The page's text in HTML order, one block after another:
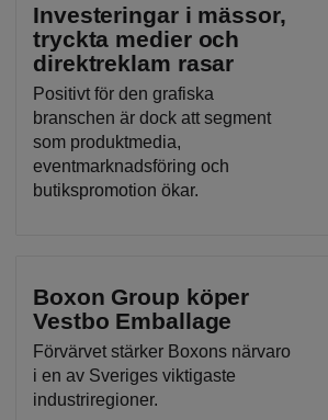
Investeringar i mässor,
tryckta medier och
direktreklam rasar
Positivt för den grafiska
branschen är dock att segment
som produktmedia,
eventmarknadsföring och
butikspromotion ökar.
Boxon Group köper
Vestbo Emballage
Förvärvet stärker Boxons närvaro
i en av Sveriges viktigaste
industriregioner.